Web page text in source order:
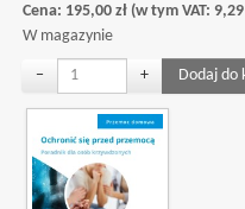
Cena: 195,00 zł (w tym VAT:9,29
W magazynie
− +